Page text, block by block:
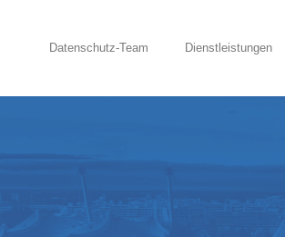
Datenschutz-Team Dienstleistungen